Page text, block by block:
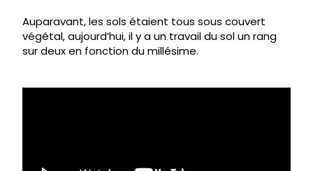
Auparavant, les sols étaient tous sous couvert
végétal, aujourd’hui, il y a un travail du sol un rang
sur deux en fonction du millésime.